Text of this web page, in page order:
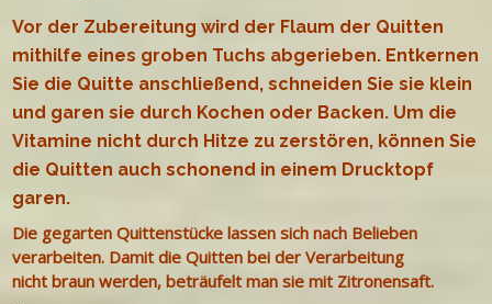
Vor der Zubereitung wird der Flaum der Quitten
mithilfe eines groben Tuchs abgerieben. Entkernen
Sie die Quitte anschließend, schneiden Sie sie klein
und garen sie durch Kochen oder Backen. Um die
Vitamine nicht durch Hitze zu zerstören, können Sie
die Quitten auch schonend in einem Drucktopf
garen.
Die gegarten Quittenstücke lassen sich nach Belieben
verarbeiten. Damit die Quitten bei der Verarbeitung
nicht braun werden, beträufelt man sie mit Zitronensaft.